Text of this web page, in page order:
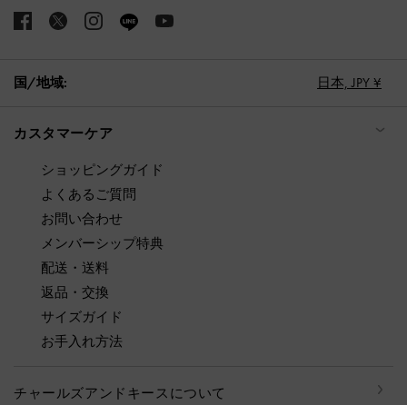
国/地域: 日本, JPY ¥
カスタマーケア
ショッピングガイド
よくあるご質問
お問い合わせ
メンバーシップ特典
配送・送料
返品・交換
サイズガイド
お手入れ方法
チャールズアンドキースについて